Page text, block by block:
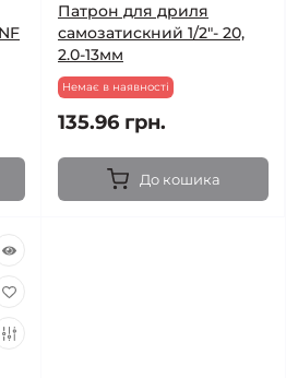
Патрон для дриля
самозатискний 1/2"- 20,
2.0-13мм
Немає в наявності
135.96 грн.
До кошика